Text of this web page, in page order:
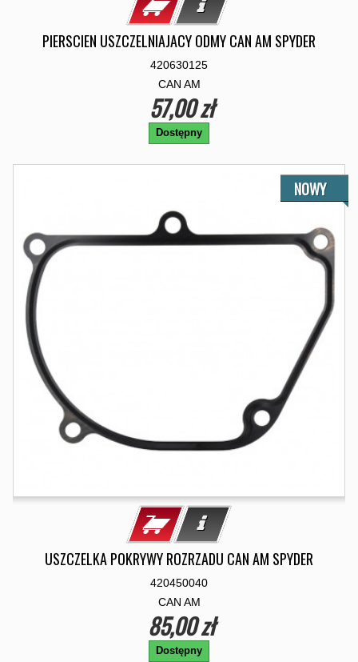
PIERSCIEN USZCZELNIAJACY ODMY CAN AM SPYDER
420630125
CAN AM
57,00 zł
Dostępny
NOWY
USZCZELKA POKRYWY ROZRZADU CAN AM SPYDER
420450040
CAN AM
85,00 zł
Dostępny